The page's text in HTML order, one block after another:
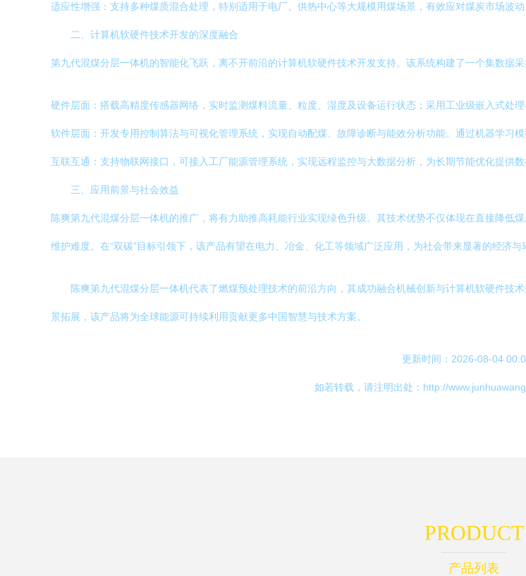
适应性增强：支持多种煤质混合处理，特别适用于电厂、供热中心等大规模用煤场景，有效应对煤炭市场波动
二、计算机软硬件技术开发的深度融合
第九代混煤分层一体机的智能化飞跃，离不开前沿的计算机软硬件技术开发支持。该系统构建了一个集数据
硬件层面：搭载高精度传感器网络，实时监测煤料流量、粒度、湿度及设备运行状态；采用工业级嵌入式处
软件层面：开发专用控制算法与可视化管理系统，实现自动配煤、故障诊断与能效分析功能。通过机器学习
互联互通：支持物联网接口，可接入工厂能源管理系统，实现远程监控与大数据分析，为长期节能优化提供数
三、应用前景与社会效益
陈爽第九代混煤分层一体机的推广，将有力助推高耗能行业实现绿色升级。其技术优势不仅体现在直接降
维护难度。在“双碳”目标引领下，该产品有望在电力、冶金、化工等领域广泛应用，为社会带来显著的经济与
陈爽第九代混煤分层一体机代表了燃煤预处理技术的前沿方向，其成功融合机械创新与计算机软硬件技
景拓展，该产品将为全球能源可持续利用贡献更多中国智慧与技术方案。
更新时间：2026-08-04
如若转载，请注明出处：http://
PRODUCT
产品列表